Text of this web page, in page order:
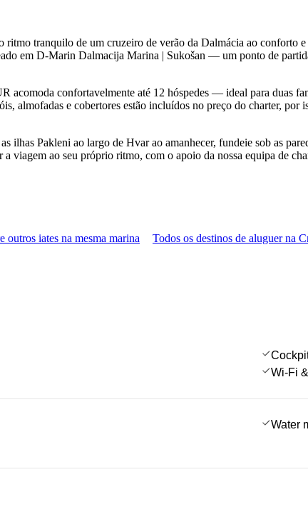
tranquilo de um cruzeiro de verão da Dalmácia ao conforto
em D-Marin Dalmacija Marina | Sukošan — um ponto de
acomoda confortavelmente até 12 hóspedes — ideal para duas
almofadas e cobertores estão incluídos no preço do charter,
ilhas Pakleni ao largo de Hvar ao amanhecer, fundeie sob as
viagem ao seu próprio ritmo, com o apoio da nossa equipa de
outros iates na mesma marina Todos os destinos de aluguer na
Wi-Fi
Water